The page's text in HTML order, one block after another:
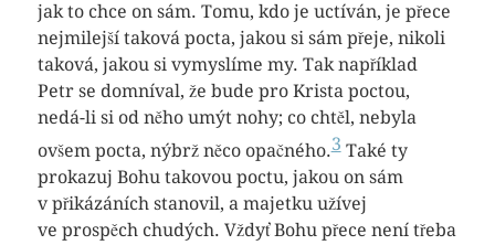
jak to chce on sám. Tomu, kdo je uctíván, je přece
nejmilejší taková pocta, jakou si sám přeje, nikoli
taková, jakou si vymyslíme my. Tak například
Petr se domníval, že bude pro Krista poctou,
nedá-li si od něho umýt nohy; co chtěl, nebyla
ovšem pocta, nýbrž něco opačného.3Také ty
prokazuj Bohu takovou poctu, jakou on sám
v přikázáních stanovil, a majetku užívej
ve prospěch chudých. Vždyť Bohu přece není třeba